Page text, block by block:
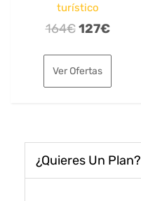
turístico
164€ El
original
era:
127€El
es:
Ver Ofertas
¿Quieres Un Plan?